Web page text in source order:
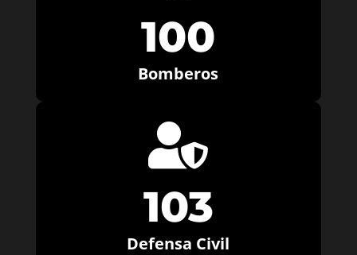
100
Bomberos

103
Defensa Civil